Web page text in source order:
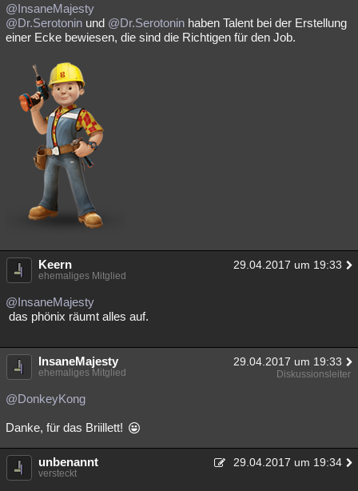
@InsaneMajesty
@Dr.Serotonin und @Dr.Serotonin haben Talent bei der Erstellung
einer Ecke bewiesen, die sind die Richtigen für den Job.
Keern 29.04.2017 um 19:33
ehemaliges Mitglied
@InsaneMajesty
das phönix räumt alles auf.
InsaneMajesty 29.04.2017 um 19:33
ehemaliges Mitglied Diskussionsleiter
@DonkeyKong
Danke, für das Briillett!
unbenannt 29.04.2017 um 19:34
versteckt